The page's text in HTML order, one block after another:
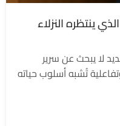
ينتظره النزلاء
لا يبحث عن سرير
تُشبه أسلوب حياته